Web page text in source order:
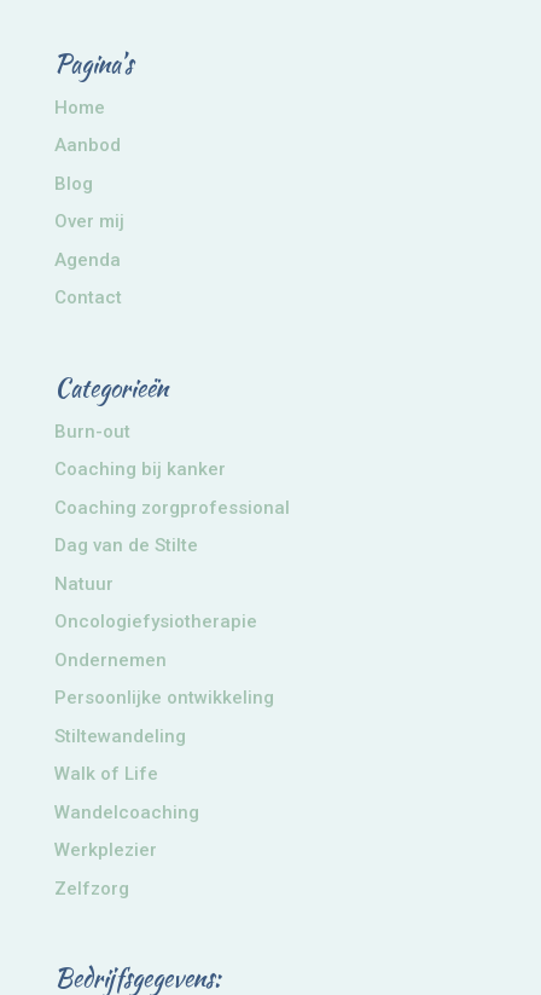
Pagina’s
Home
Aanbod
Blog
Over mij
Agenda
Contact
Categorieën
Burn-out
Coaching bij kanker
Coaching zorgprofessional
Dag van de Stilte
Natuur
Oncologiefysiotherapie
Ondernemen
Persoonlijke ontwikkeling
Stiltewandeling
Walk of Life
Wandelcoaching
Werkplezier
Zelfzorg
Bedrijfsgegevens: